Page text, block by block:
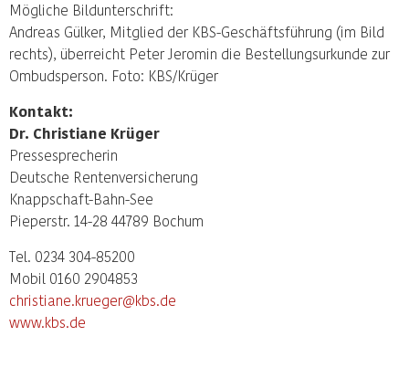
Mögliche Bildunterschrift:
Andreas Gülker, Mitglied der KBS-Geschäftsführung (im Bild
rechts), überreicht Peter Jeromin die Bestellungsurkunde zur
Ombudsperson. Foto: KBS/Krüger
Kontakt:
Dr. Christiane Krüger
Pressesprecherin
Deutsche Rentenversicherung
Knappschaft-Bahn-See
Pieperstr. 14-28 44789 Bochum
Tel. 0234 304-85200
Mobil 0160 2904853
christiane.krueger@kbs.de
www.kbs.de